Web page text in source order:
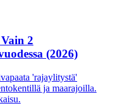
2
(2026)
'rajaylitystä'
ja maarajoilla.